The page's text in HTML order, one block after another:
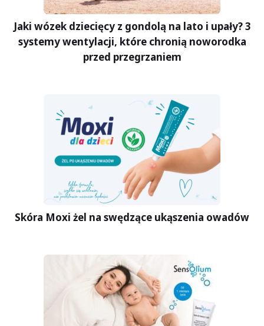
Jaki wózek dziecięcy z gondolą na lato i upały? 3
systemy wentylacji, które chronią noworodka
przed przegrzaniem
Skóra Moxi żel na swędzące ukąszenia owadów